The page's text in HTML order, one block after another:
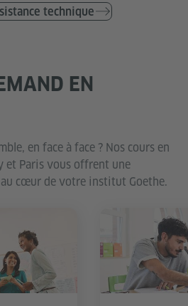
technique
EN
en face à face ? Nos cours en
et Paris vous offrent une
cœur de votre institut Goethe.